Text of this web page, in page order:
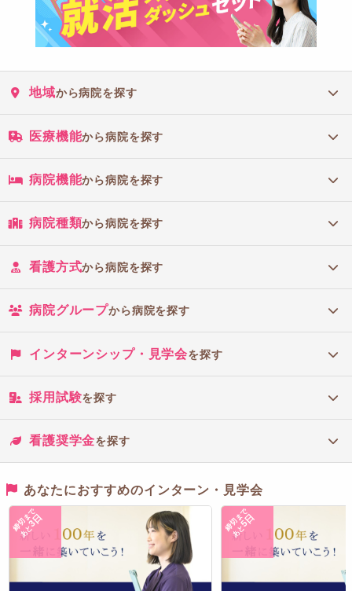
地域から病院を探す
医療機能から病院を探す
病院機能から病院を探す
病院種類から病院を探す
看護方式から病院を探す
病院グループから病院を探す
インターンシップ・見学会を探す
採用試験を探す
看護奨学金を探す
あなたにおすすめのインターン・見学会
締切まで
あと
3日 締切まで
あと
5日